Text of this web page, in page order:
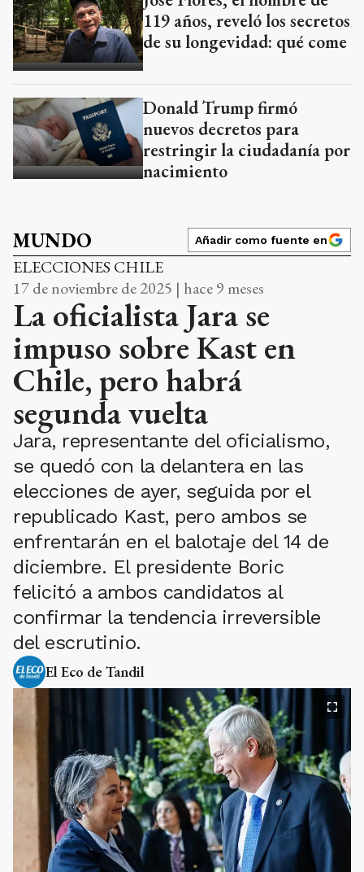
119 años, reveló los secretos
de su longevidad: qué come
Donald Trump firmó
nuevos decretos para
restringir la ciudadanía por
nacimiento
MUNDO Añadir como fuente en
ELECCIONES CHILE
17 de noviembre de 2025 | hace 9 meses
La oficialista Jara se
impuso sobre Kast en
Chile, pero habrá
segunda vuelta
Jara, representante del oficialismo,
se quedó con la delantera en las
elecciones de ayer, seguida por el
republicado Kast, pero ambos se
enfrentarán en el balotaje del 14 de
diciembre. El presidente Boric
felicitó a ambos candidatos al
confirmar la tendencia irreversible
del escrutinio.
El Eco de Tandil